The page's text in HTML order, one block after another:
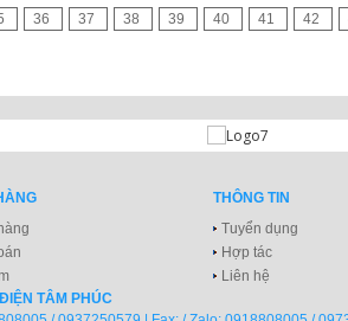
36 37 38 39 40 41 42
THÔNG TIN
Tuyển dụng
Hợp tác
Liên hệ
TÂM PHÚC